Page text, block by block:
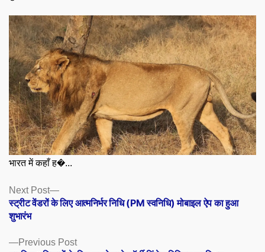
भारत में कहाँ ह�...
Posts
navigation
Previous PostPrevious
Next Post
Next
post:
स्ट्रीट वेंडरों के लिए आत्मनिर्भर निधि (PM स्वनिधि) मोबाइल ऐप का हुआ
शुभारंभ